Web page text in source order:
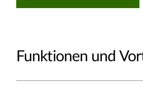
Funktionen und